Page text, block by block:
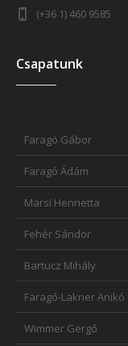
(+36 1) 460 9585
Csapatunk
Faragó Gábor
Faragó Ádám
Marsi Henrietta
Fehér Sándor
Bartucz Mihály
Faragó-Lakner Anikó
Wimmer Gergő